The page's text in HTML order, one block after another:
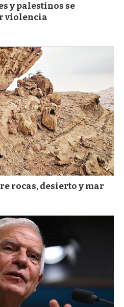
y palestinos se
violencia
rocas, desierto y mar